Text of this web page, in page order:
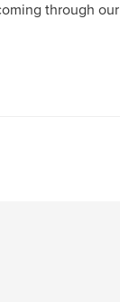
through our